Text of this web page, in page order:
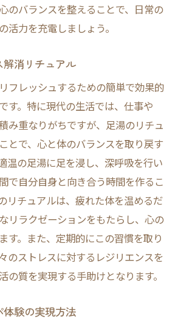
のバランスを整えることで、日常の
活力を充電しましょう。
消リチュアル
フレッシュするための簡単で効果的
す。特に現代の生活では、仕事や
み重なりがちですが、足湯のリチュ
とで、心と体のバランスを取り戻す
温の足湯に足を浸し、深呼吸を行い
で自分自身と向き合う時間を作るこ
リチュアルは、疲れた体を温めるだ
リラクゼーションをもたらし、心の
す。また、定期的にこの習慣を取り
のストレスに対するレジリエンスを
の質を実現する手助けとなります。
体験の実現方法